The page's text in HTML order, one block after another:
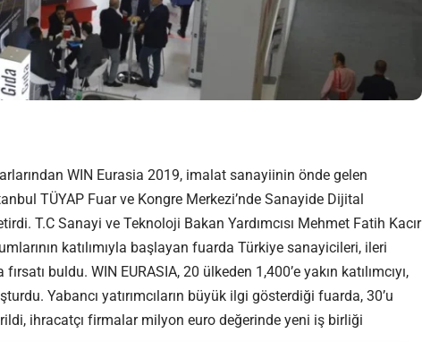
WIN Eurasia 2019, imalat sanayiinin önde gelen
TÜYAP Fuar ve Kongre Merkezi’nde Sanayide Dijital
T.C Sanayi ve Teknoloji Bakan Yardımcısı Mehmet Fatih Kacır
katılımıyla başlayan fuarda Türkiye sanayicileri, ileri
buldu. WIN EURASIA, 20 ülkeden 1,400’e yakın katılımcıyı,
Yabancı yatırımcıların büyük ilgi gösterdiği fuarda, 30’u
ihracatçı firmalar milyon euro değerinde yeni iş birliği